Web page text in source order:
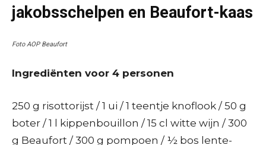
jakobsschelpen en Beaufort-kaas
Foto AOP Beaufort
Ingrediënten voor 4 personen
250 g risottorijst / 1 ui / 1 teentje knoflook / 50 g
boter / 1 l kippenbouillon / 15 cl witte wijn / 300
g Beaufort / 300 g pompoen / ½ bos lente-